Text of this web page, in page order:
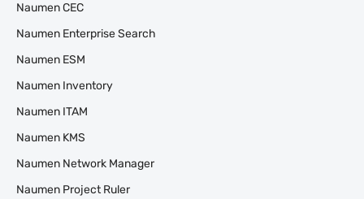
Naumen CEC
Naumen Enterprise Search
Naumen ESM
Naumen Inventory
Naumen ITAM
Naumen KMS
Naumen Network Manager
Naumen Project Ruler